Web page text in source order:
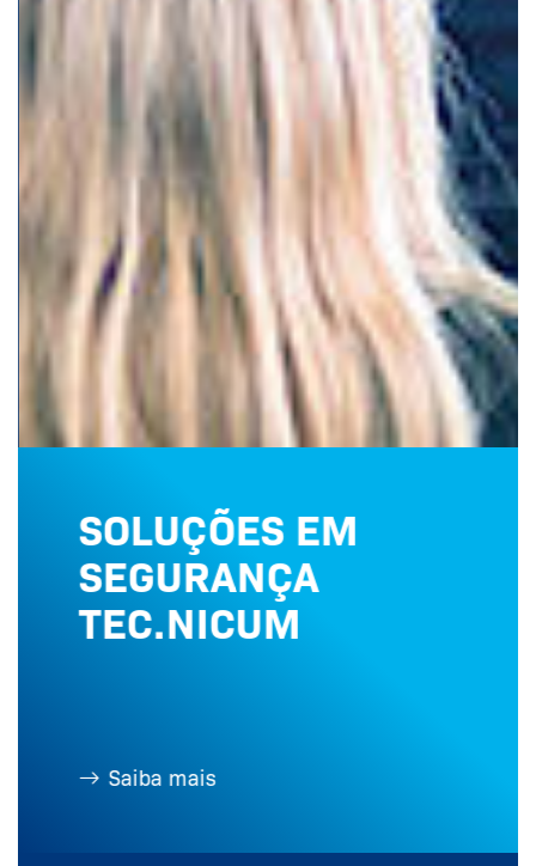
SOLUÇÕES EM
SEGURANÇA
TEC.NICUM
Saiba mais